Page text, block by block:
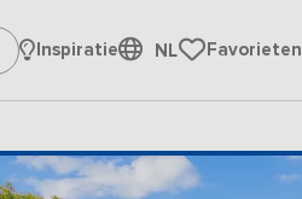
Inspiratie NL Favorieten